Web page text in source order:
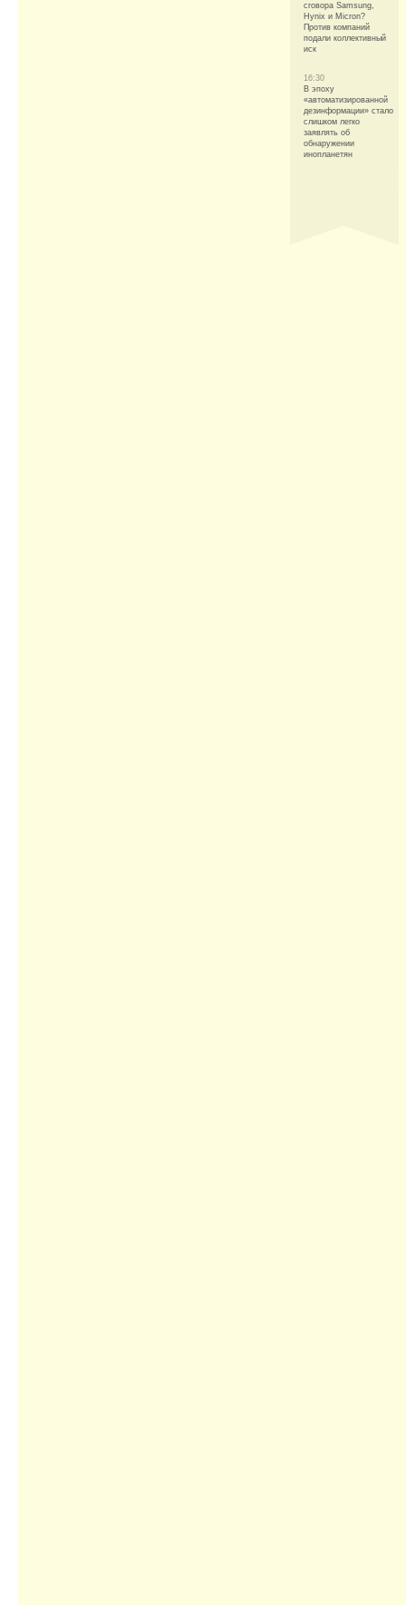
сговора Samsung,
Hynix и Micron?
Против компаний
подали коллективный
иск
16:30
В эпоху
«автоматизированной
дезинформации» стало
слишком легко
заявлять об
обнаружении
инопланетян